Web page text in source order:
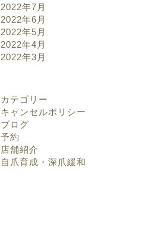
2022年7月
2022年6月
2022年5月
2022年4月
2022年3月
カテゴリー
キャンセルポリシー
ブログ
予約
店舗紹介
自爪育成・深爪緩和